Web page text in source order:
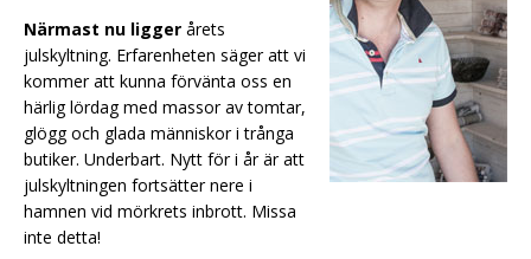
Närmast nu ligger årets
julskyltning. Erfarenheten säger att vi
kommer att kunna förvänta oss en
härlig lördag med massor av tomtar,
glögg och glada människor i trånga
butiker. Underbart. Nytt för i år är att
julskyltningen fortsätter nere i
hamnen vid mörkrets inbrott. Missa
inte detta!